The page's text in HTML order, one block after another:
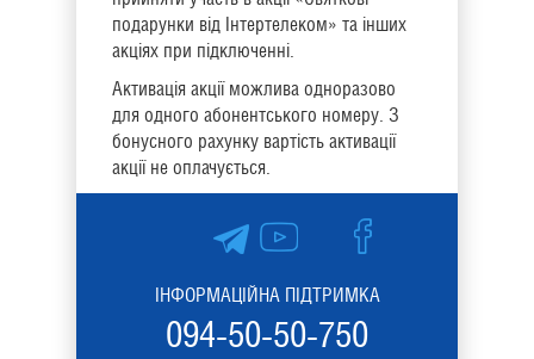
подарунки від Інтертелеком» та інших
акціях при підключенні.
Активація акції можлива одноразово
для одного абонентського номеру. З
бонусного рахунку вартість активації
акції не оплачується.
ІНФОРМАЦІЙНА ПІДТРИМКА
094-50-50-750